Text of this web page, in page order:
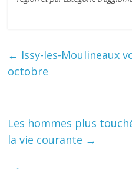
← Issy-les-Moulineaux
octobre
Les hommes plus
la vie courante →